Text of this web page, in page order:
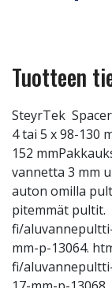
Tuotteen
SteyrTek
4 tai 5 x 98-130
152
vannetta 3 mm
auton omilla
pitemmät pultit.
fi/
mm-p-13064.
fi/